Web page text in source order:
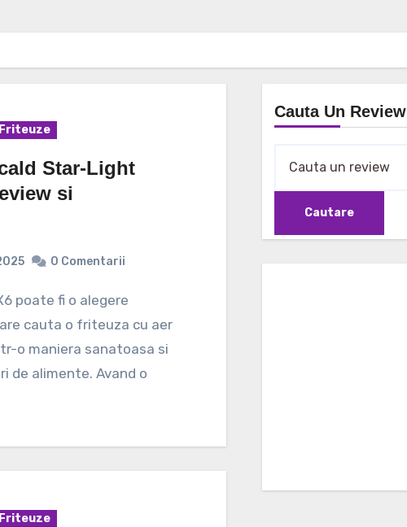
Friteuze
Star-Light
si
0 Comentarii
cauta o friteuza cu aer
o maniera sanatoasa si
de alimente. Avand o
Friteuze
Cauta Un Review